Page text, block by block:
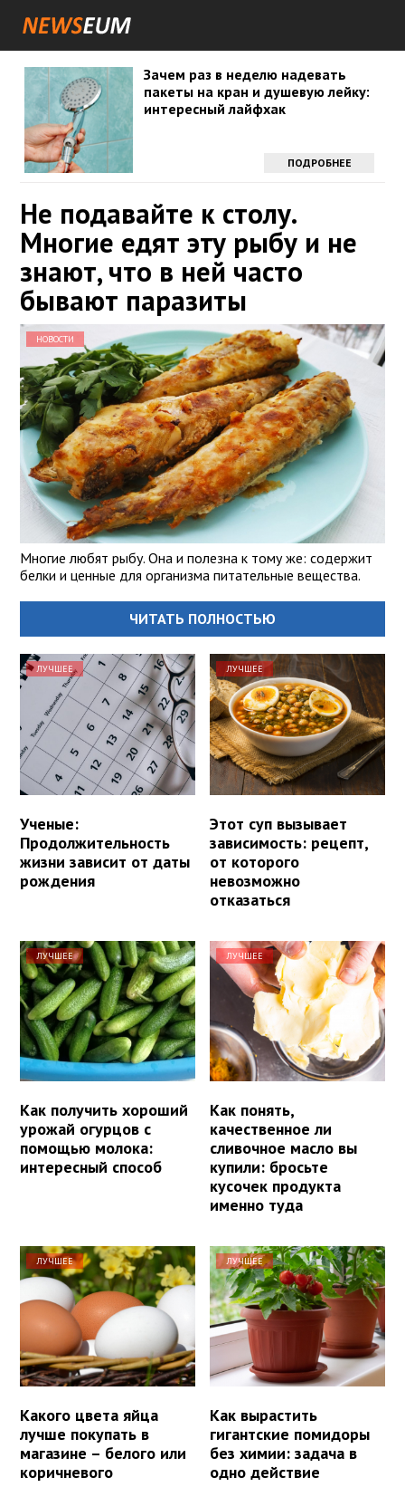
Зачем раз в неделю надевать
пакеты на кран и душевую лейку:
интересный лайфхак
ПОДРОБНЕЕ
Не подавайте к столу.
Многие едят эту рыбу и не
знают, что в ней часто
бывают паразиты
НОВОСТИ
Многие любят рыбу. Она и полезна к тому же: содержит
белки и ценные для организма питательные вещества.
ЧИТАТЬ ПОЛНОСТЬЮ
ЛУЧШЕЕ
Ученые:
Продолжительность
жизни зависит от даты
рождения
ЛУЧШЕЕ
Этот суп вызывает
зависимость: рецепт,
от которого
невозможно
отказаться
ЛУЧШЕЕ
Как получить хороший
урожай огурцов с
помощью молока:
интересный способ
ЛУЧШЕЕ
Как понять,
качественное ли
сливочное масло вы
купили: бросьте
кусочек продукта
именно туда
ЛУЧШЕЕ
Какого цвета яйца
лучше покупать в
магазине – белого или
коричневого
ЛУЧШЕЕ
Как вырастить
гигантские помидоры
без химии: задача в
одно действие